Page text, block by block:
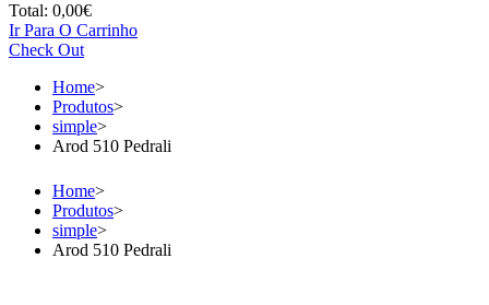
Total: 0,00€
Ir Para O Carrinho
Check Out
Home>
Produtos>
simple>
Arod 510 Pedrali
Home>
Produtos>
simple>
Arod 510 Pedrali